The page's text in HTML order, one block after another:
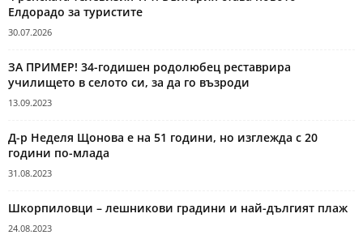
Елдорадо за туристите
30.07.2026
ЗА ПРИМЕР! 34-годишен родолюбец реставрира
училището в селото си, за да го възроди
13.09.2023
Д-р Неделя Щонова е на 51 години, но изглежда с 20
години по-млада
31.08.2023
Шкорпиловци – лешникови градини и най-дългият плаж
24.08.2023